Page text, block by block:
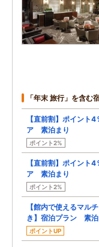
「年末 旅行」を含む
【直前割】ポイント
ア 素泊まり
ポイント2%
【直前割】ポイント
ア 素泊まり
ポイント2%
【館内で使えるマル
き】宿泊プラン 素泊
ポイントUP